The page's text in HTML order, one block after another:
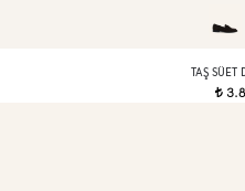
TAŞ SÜET
t